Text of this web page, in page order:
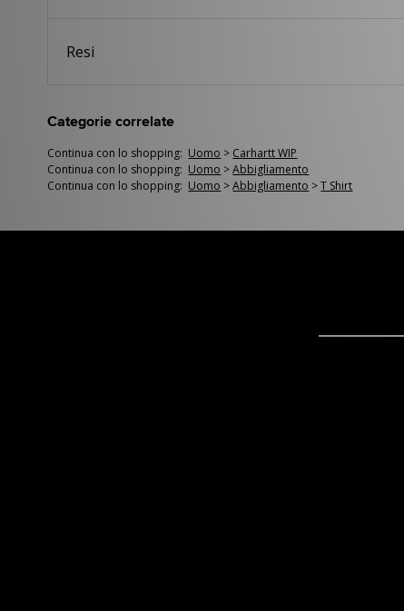
Resi
Categorie correlate
Continua con lo shopping: Uomo > Carhartt WIP
Continua con lo shopping: Uomo >Abbigliamento
Continua con lo shopping: Uomo >Abbigliamento >T Shirt